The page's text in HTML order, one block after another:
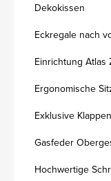
Dekokissen
Eckregale nach
Einrichtung Atlas
Ergonomische
Exklusive
Gasfeder
Hochwertige